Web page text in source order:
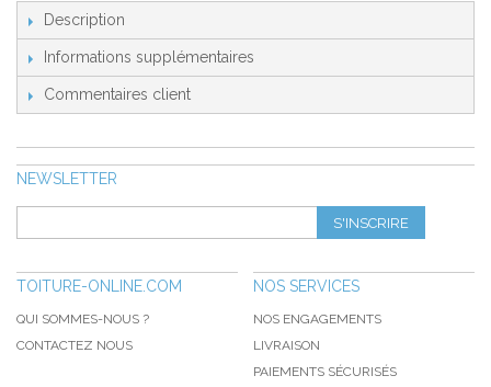
Description
Informations supplémentaires
Commentaires client
NEWSLETTER
S'INSCRIRE
TOITURE-ONLINE.COM
QUI SOMMES-NOUS ?
CONTACTEZ NOUS
NOS SERVICES
NOS ENGAGEMENTS
LIVRAISON
PAIEMENTS SÉCURISÉS